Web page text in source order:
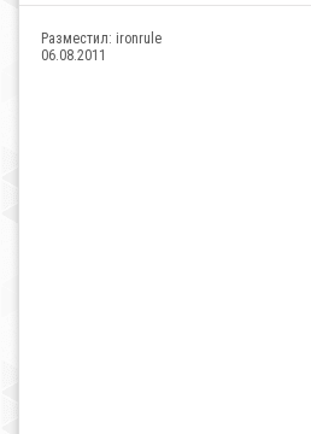
Разместил: ironrule
06.08.2011